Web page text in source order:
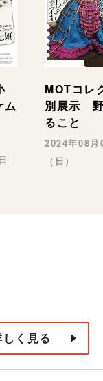
ム
MOTコレ
別展示
ること
2024年08
（日）
く見る